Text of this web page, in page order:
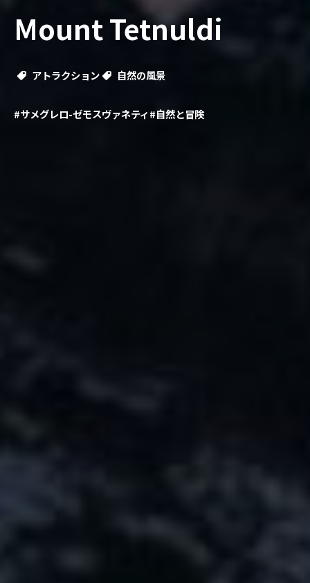
Mount Tetnuldi
アトラクション 自然の風景
#サメグレロ-ゼモスヴァネティ#自然と冒険